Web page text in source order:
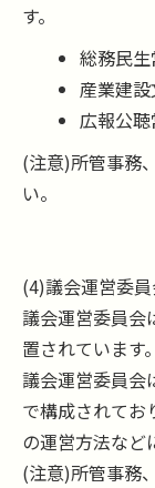
す。
総務民
産業建
広報公
(注意)所管事務
い。
(4)議会運営委
議会運営委員会
置されています。
議会運営委員会
で構成されてお
の運営方法など
(注意)所管事務